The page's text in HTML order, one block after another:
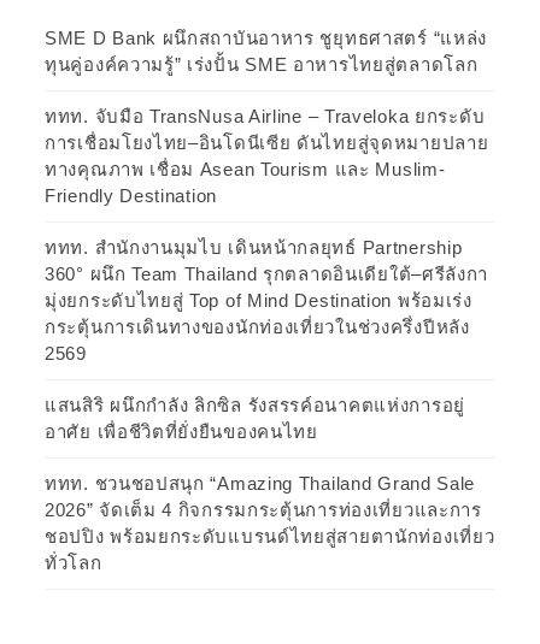
SME D Bank ผนึกสถาบันอาหาร ชูยุทธศาสตร์ “แหล่ง
ทุนคู่องค์ความรู้” เร่งปั้น SME อาหารไทยสู่ตลาดโลก
ททท. จับมือ TransNusa Airline – Traveloka ยกระดับ
การเชื่อมโยงไทย–อินโดนีเซีย ดันไทยสู่จุดหมายปลาย
ทางคุณภาพ เชื่อม Asean Tourism และ Muslim-
Friendly Destination
ททท. สำนักงานมุมไบ เดินหน้ากลยุทธ์ Partnership
360° ผนึก Team Thailand รุกตลาดอินเดียใต้–ศรีลังกา
มุ่งยกระดับไทยสู่ Top of Mind Destination พร้อมเร่ง
กระตุ้นการเดินทางของนักท่องเที่ยวในช่วงครึ่งปีหลัง
2569
แสนสิริ ผนึกกำลัง ลิกซิล รังสรรค์อนาคตแห่งการอยู่
อาศัย เพื่อชีวิตที่ยั่งยืนของคนไทย
ททท. ชวนชอปสนุก “Amazing Thailand Grand Sale
2026” จัดเต็ม 4 กิจกรรมกระตุ้นการท่องเที่ยวและการ
ชอปปิง พร้อมยกระดับแบรนด์ไทยสู่สายตานักท่องเที่ยว
ทั่วโลก